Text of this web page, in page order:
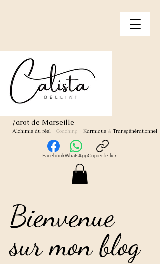
Tarot de Marseille
Alchimie du réel - Coaching - Karmique & Transgénérationnel
FacebookWhatsAppCopier le lien
Bienvenue
sur mon blog
Bienvenue
sur mon blog